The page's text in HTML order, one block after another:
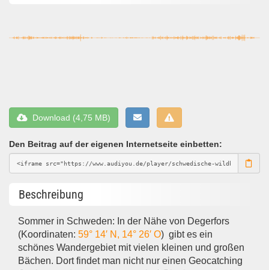
Download (4,75 MB)
Den Beitrag auf der eigenen Internetseite einbetten:
Beschreibung
Sommer in Schweden: In der Nähe von Degerfors
(Koordinaten:59° 14′ N , 14° 26′ O) gibt es ein
schönes Wandergebiet mit vielen kleinen und großen
Bächen. Dort findet man nicht nur einen Geocatching